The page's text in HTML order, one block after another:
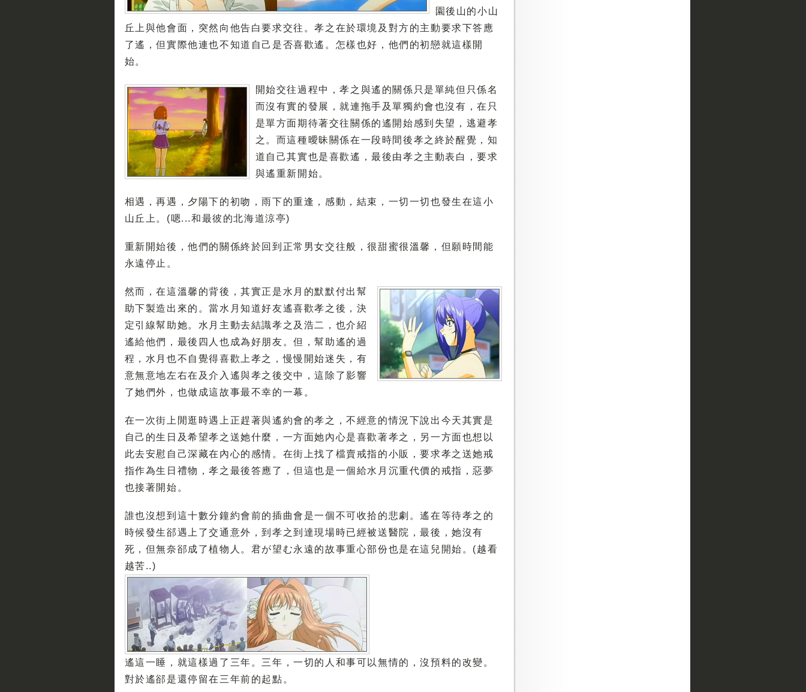
園後山的小山
丘上與他會面，突然向他告白要求交往。孝之在於環境及對方的主動要求下答應
了遙，但實際他連也不知道自己是否喜歡遙。怎樣也好，他們的初戀就這樣開
始。
開始交往過程中，孝之與遙的關係只是單純但只係名
而沒有實的發展，就連拖手及單獨約會也沒有，在只
是單方面期待著交往關係的遙開始感到失望，逃避孝
之。而這種曖昧關係在一段時間後孝之終於醒覺，知
道自己其實也是喜歡遙，最後由孝之主動表白，要求
與遙重新開始。
相遇，再遇，夕陽下的初吻，雨下的重逢，感動，結束，一切一切也發生在這小
山丘上。(嗯...和最彼的北海道涼亭)
重新開始後，他們的關係終於回到正常男女交往般，很甜蜜很溫馨，但願時間能
永遠停止。
然而，在這溫馨的背後，其實正是水月的默默付出幫
助下製造出來的。當水月知道好友遙喜歡孝之後，決
定引線幫助她。水月主動去結識孝之及浩二，也介紹
遙給他們，最後四人也成為好朋友。但，幫助遙的過
程，水月也不自覺得喜歡上孝之，慢慢開始迷失，有
意無意地左右在及介入遙與孝之後交中，這除了影響
了她們外，也做成這故事最不幸的一幕。
在一次街上閒逛時遇上正趕著與遙約會的孝之，不經意的情況下說出今天其實是
自己的生日及希望孝之送她什麼，一方面她內心是喜歡著孝之，另一方面也想以
此去安慰自己深藏在內心的感情。在街上找了檔賣戒指的小販，要求孝之送她戒
指作為生日禮物，孝之最後答應了，但這也是一個給水月沉重代價的戒指，惡夢
也接著開始。
誰也沒想到這十數分鐘約會前的插曲會是一個不可收拾的悲劇。遙在等待孝之的
時候發生郤遇上了交通意外，到孝之到達現場時已經被送醫院，最後，她沒有
死，但無奈郤成了植物人。君が望む永遠的故事重心部份也是在這兒開始。(越看
越苦..)
遙這一睡，就這樣過了三年。三年，一切的人和事可以無情的，沒預料的改變。
對於遙郤是還停留在三年前的起點。